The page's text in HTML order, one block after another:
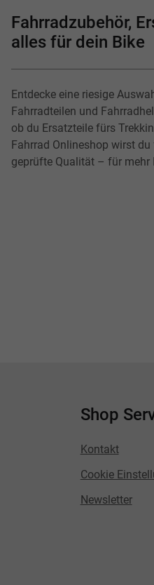
Fahrradzubehör,
alles für dein Bike
Entdecke eine riesige
Fahrradteilen und
ob du Ersatzteile fürs
Fahrrad Onlineshop wirst
geprüfte Qualität – für mehr
Shop
Kontakt
Cookie
Newsletter